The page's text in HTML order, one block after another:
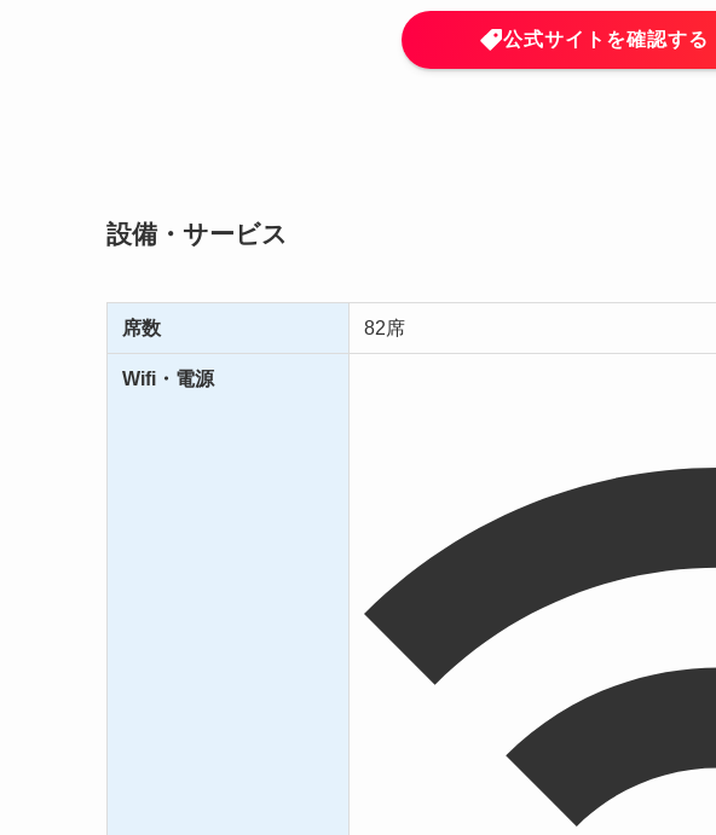
公式サイトを確認する
設備・サービス
席数 82席
Wifi・電源